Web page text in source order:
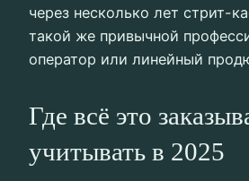
через несколько лет стрит-
такой же привычной
оператор или линейный
Где всё это
учитывать в 2025